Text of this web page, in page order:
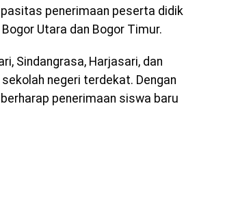
penerimaan peserta didik
Utara dan Bogor Timur.
Sindangrasa, Harjasari, dan
negeri terdekat. Dengan
penerimaan siswa baru